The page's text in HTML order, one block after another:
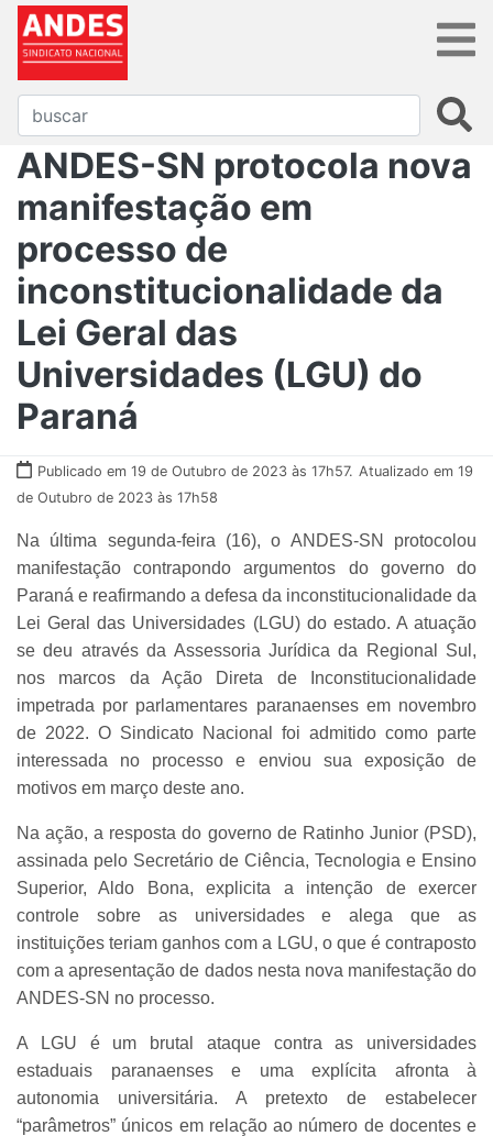
ANDES-SN protocola nova
manifestação em
processo de
inconstitucionalidade da
Lei Geral das
Universidades (LGU) do
Paraná
Publicado em 19 de Outubro de 2023 às 17h57. Atualizado em 19
de Outubro de 2023 às 17h58
Na última segunda-feira (16), o ANDES-SN protocolou
manifestação contrapondo argumentos do governo do
Paraná e reafirmando a defesa da inconstitucionalidade da
Lei Geral das Universidades (LGU) do estado. A atuação
se deu através da Assessoria Jurídica da Regional Sul,
nos marcos da Ação Direta de Inconstitucionalidade
impetrada por parlamentares paranaenses em novembro
de 2022. O Sindicato Nacional foi admitido como parte
interessada no processo e enviou sua exposição de
motivos em março deste ano.
Na ação, a resposta do governo de Ratinho Junior (PSD),
assinada pelo Secretário de Ciência, Tecnologia e Ensino
Superior, Aldo Bona, explicita a intenção de exercer
controle sobre as universidades e alega que as
instituições teriam ganhos com a LGU, o que é contraposto
com a apresentação de dados nesta nova manifestação do
ANDES-SN no processo.
A LGU é um brutal ataque contra as universidades
estaduais paranaenses e uma explícita afronta à
autonomia universitária. A pretexto de estabelecer
“parâmetros” únicos em relação ao número de docentes e